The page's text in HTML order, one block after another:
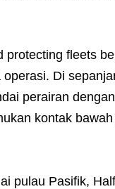
fleets
Di
perairan
kontak
pulau Pasifik,